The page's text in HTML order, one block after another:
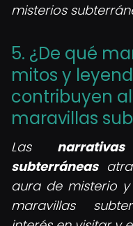
misterios
5. ¿De qué
mitos y
contribuyen
maravillas
Las
subterráneas
aura de misterio
maravillas